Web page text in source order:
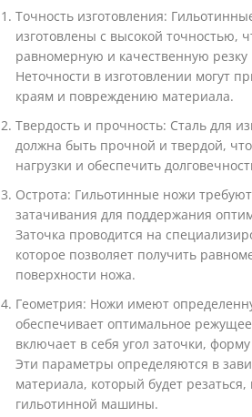
Точность изготовления:
изготовлены с высокой точностью,
равномерную и качественную резку
Неточности в изготовлении могут
краям и повреждению материала.
Твердость и прочность: Сталь для
должна быть прочной и твердой,
нагрузки и обеспечить
Острота: Гильотинные ножи
затачивания для поддержания
Заточка проводится на
которое позволяет получить
поверхности ножа.
Геометрия: Ножи имеют
обеспечивает оптимальное
включает в себя угол заточки,
Эти параметры определяются в
материала, который будет резаться,
гильотинной машины.